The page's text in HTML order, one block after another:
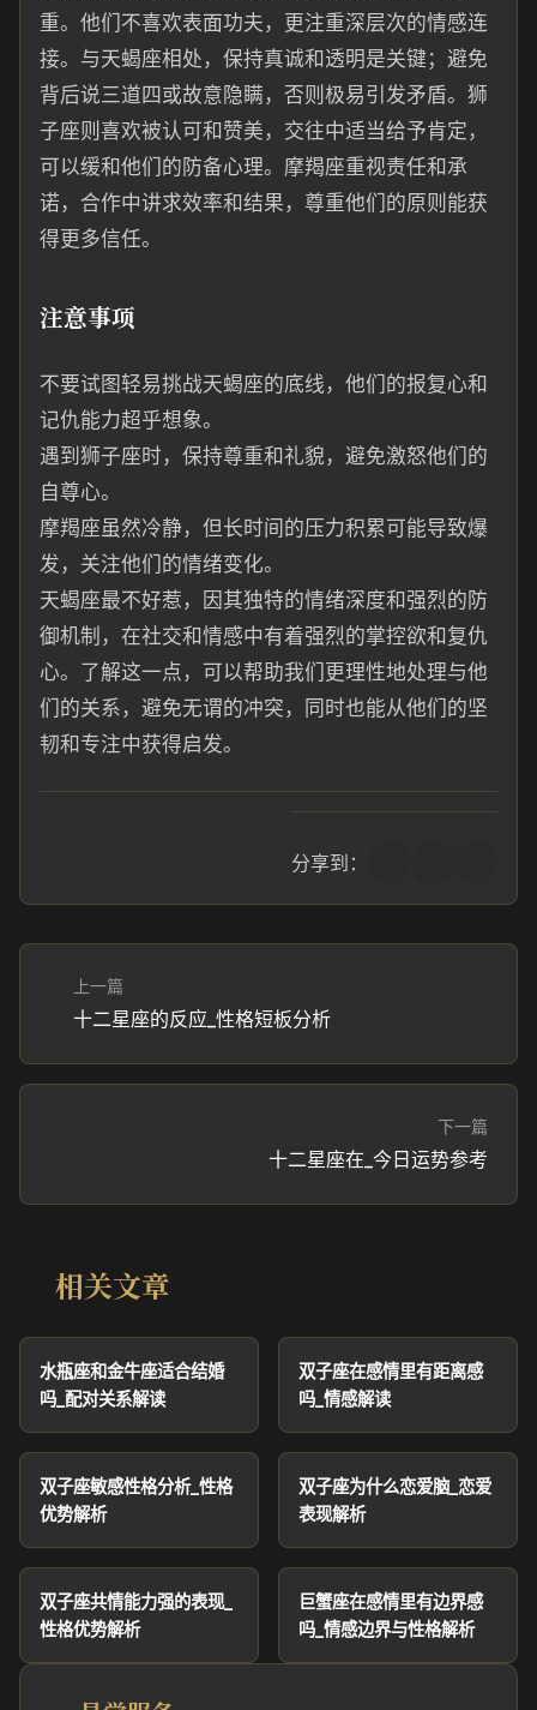
重。他们不喜欢表面功夫，更注重深层次的情感连
接。与天蝎座相处，保持真诚和透明是关键；避免
背后说三道四或故意隐瞒，否则极易引发矛盾。狮
子座则喜欢被认可和赞美，交往中适当给予肯定，
可以缓和他们的防备心理。摩羯座重视责任和承
诺，合作中讲求效率和结果，尊重他们的原则能获
得更多信任。
注意事项
不要试图轻易挑战天蝎座的底线，他们的报复心和
记仇能力超乎想象。
遇到狮子座时，保持尊重和礼貌，避免激怒他们的
自尊心。
摩羯座虽然冷静，但长时间的压力积累可能导致爆
发，关注他们的情绪变化。
天蝎座最不好惹，因其独特的情绪深度和强烈的防
御机制，在社交和情感中有着强烈的掌控欲和复仇
心。了解这一点，可以帮助我们更理性地处理与他
们的关系，避免无谓的冲突，同时也能从他们的坚
韧和专注中获得启发。
分享到：
上一篇
十二星座的反应_性格短板分析
下一篇
十二星座在_今日运势参考
相关文章
水瓶座和金牛座适合结婚
吗_配对关系解读
双子座在感情里有距离感
吗_情感解读
双子座敏感性格分析_性格
优势解析
双子座为什么恋爱脑_恋爱
表现解析
双子座共情能力强的表现_
性格优势解析
巨蟹座在感情里有边界感
吗_情感边界与性格解析